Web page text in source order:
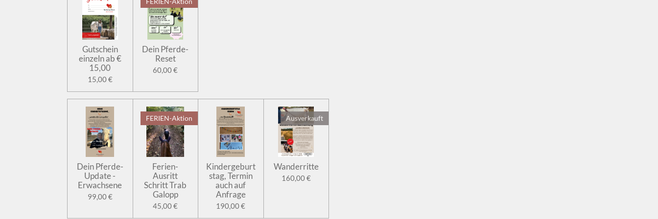
Gutschein
einzeln ab €
15,00
15,00 €
Dein Pferde-
Reset
60,00 €
Dein Pferde-
Update -
Erwachsene
99,00 €
FERIEN-Aktion
Ferien-
Ausritt
Schritt Trab
Galopp
45,00 €
Kindergeburt
stag, Termin
auch auf
Anfrage
190,00 €
Ausverkauft
Wanderritte
160,00 €